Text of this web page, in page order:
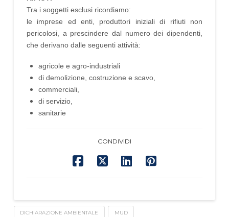
Tra i soggetti esclusi ricordiamo:
le imprese ed enti, produttori iniziali di rifiuti non
pericolosi, a prescindere dal numero dei dipendenti,
che derivano dalle seguenti attività:
agricole e agro-industriali
di demolizione, costruzione e scavo,
commerciali,
di servizio,
sanitarie
CONDIVIDI
DICHIARAZIONE AMBIENTALE MUD